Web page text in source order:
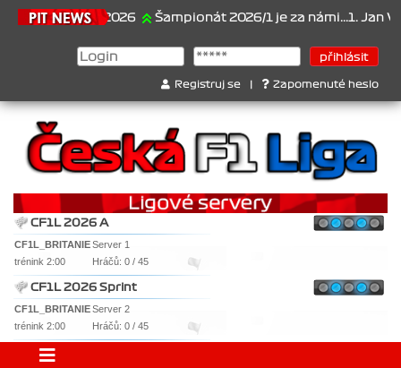
21.6.2026 Šampionát 2026/1 je za námi...1. Jan
Registruj se Zapomenuté heslo
CF1L 2026 A
CF1L_BRITANIEServer 1
trénink 2:00
Hráčů: 0 / 45
CF1L 2026 Sprint
CF1L_BRITANIEServer 2
trénink 2:00
Hráčů: 0 / 45